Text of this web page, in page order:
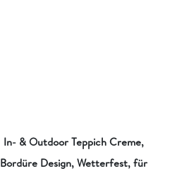
In- & Outdoor Teppich Creme,
Bordüre Design, Wetterfest, für